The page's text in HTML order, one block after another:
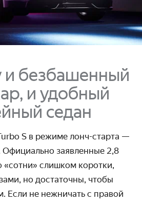
и безбашенный
и удобный
седан
S в режиме лонч-старта —
Официально заявленные 2,8
«сотни» слишком коротки,
но достаточны, чтобы
Если не нежничать с правой